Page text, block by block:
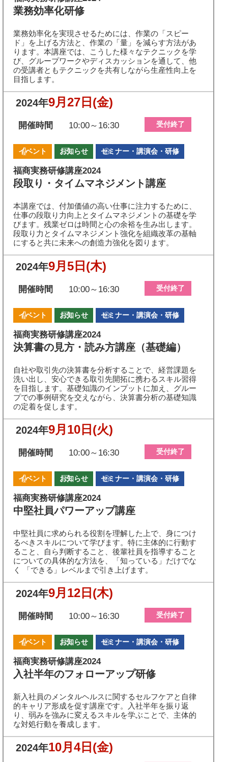
業務効率化研修
業務効率化を実現させるためには、作業の「スピー
ド」を上げる方法と、作業の「量」を減らす方法があ
ります。本講座では、こうした様々なテクニックを学
び、グループワークやディスカッションを通して、他
の受講者ともテクニックを共有しながら生産性向上を
目指します。
2024年9月27日 (金)
開催時間 10:00～16:30 受付終了
イベント お知らせ セミナー・講演会・研修
福商実務研修講座2024
段取り・タイムマネジメント講座
本講座では、付加価値の高い仕事に注力するために、
仕事の段取り力向上とタイムマネジメントの基礎を学
びます。残業ゼロは時間と心の余裕を生み出します。
段取り力とタイムマネジメント強化を組織改革の基軸
にすると共に未来への創造力強化を図ります。
2024年9月5日 (木)
開催時間 10:00～16:30 受付終了
イベント お知らせ セミナー・講演会・研修
福商実務研修講座2024
決算書の見方・読み方講座（基礎編）
自社や取引先の決算書を分析することで、経営課題を
洗い出し、安心できる取引先開拓に携わるスキル習得
を目指します。基礎知識のインプットに加え、グルー
プでの事例研究を交えながら、決算書分析の基礎知識
の定着を促します。
2024年9月10日 (火)
開催時間 10:00～16:30 受付終了
イベント お知らせ セミナー・講演会・研修
福商実務研修講座2024
中堅社員パワーアップ講座
中堅社員に求められる役割を理解した上で、身につけ
るべきスキルについて学びます。特に主体的に行動す
ること、自ら判断すること、後輩社員を指導すること
についての具体的な方法を、「知っている」だけでな
く 「できる」レベルまで引き上げます。
2024年9月12日 (木)
開催時間 10:00～16:30 受付終了
イベント お知らせ セミナー・講演会・研修
福商実務研修講座2024
入社半年のフォローアップ研修
新入社員のメンタルヘルスに関するセルフケアと自律
的キャリア形成を促す講座です。入社半年を振り返
り、弱みを強みに変えるスキルを学ぶことで、主体的
な対処行動を養成します。
2024年10月4日 (金)